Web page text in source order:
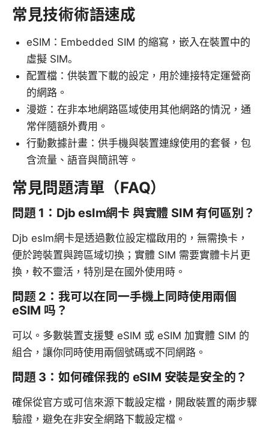
常見技術術語速成
eSIM：Embedded SIM 的縮寫，嵌入在裝置中的
虛擬 SIM。
配置檔：供裝置下載的設定，用於連接特定運營商
的網路。
漫遊：在非本地網路區域使用其他網路的情況，通
常伴隨額外費用。
行動數據計畫：供手機與裝置連線使用的套餐，包
含流量、語音與簡訊等。
常見問題清單（FAQ）
問題 1：Djb esIm網卡 與實體 SIM 有何區別？
Djb esIm網卡是透過數位設定檔啟用的，無需換卡，
便於跨裝置與跨區域切換；實體 SIM 需要實體卡片更
換，較不靈活，特別是在國外使用時。
問题 2：我可以在同一手機上同時使用兩個
eSIM 吗？
可以。多數裝置支援雙 eSIM 或 eSIM 加實體 SIM 的
組合，讓你同時使用兩個號碼或不同網路。
問題 3：如何確保我的 eSIM 安裝是安全的？
確保從官方或可信來源下載設定檔，開啟裝置的兩步驟
驗證，避免在非安全網路下載設定檔。